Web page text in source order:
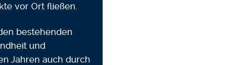
vor Ort fließen.
bestehenden
und
Jahren auch durch